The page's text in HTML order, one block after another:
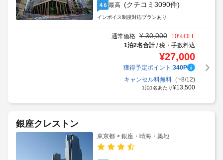
4.6 最高 (クチコミ3090件)
インボイス制度対応プランあり
通常価格 ¥ 30,000 10%OFF
1泊2名合計/税・手数料込
¥27,000
獲得予定ポイント:340P
キャンセル料無料（~8/12)
1泊1名あたり¥13,500
銀座クレストン
東京都 > 銀座・晴海・築地